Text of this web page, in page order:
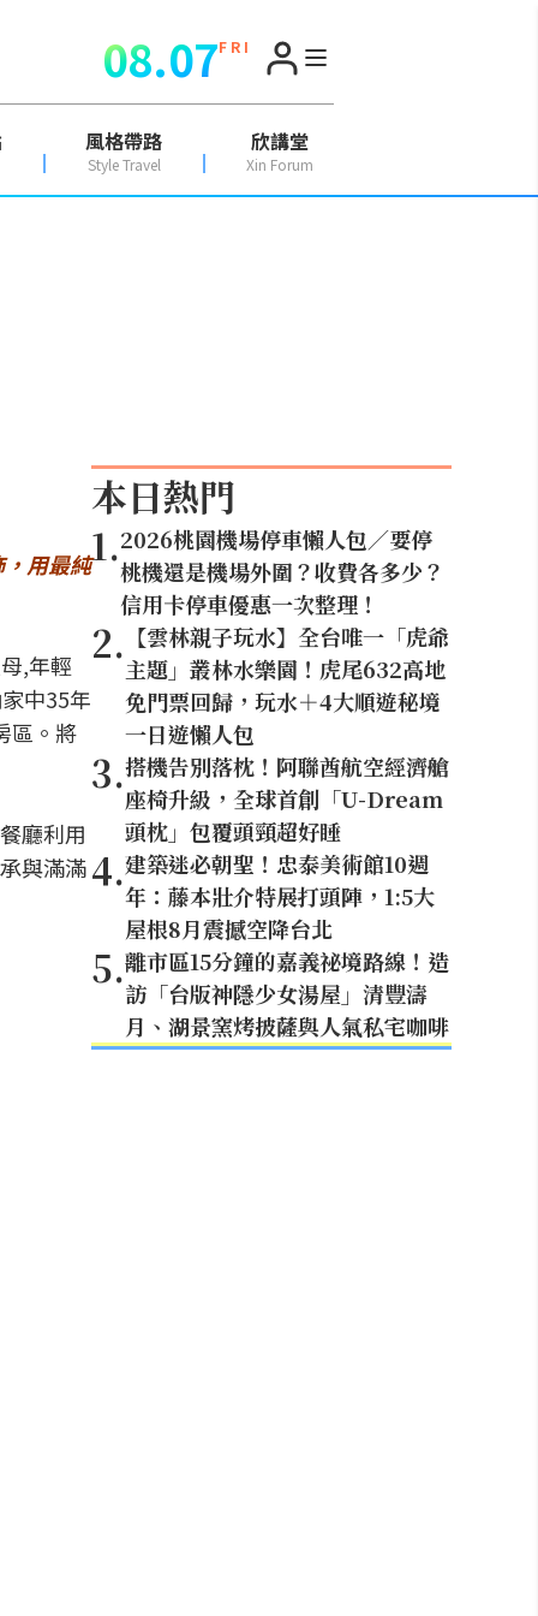
08.07F R I
風格帶路
Style Travel
欣講堂
Xin Forum
用最純
,年輕
中35年
區。將
廳利用
與滿滿
本日熱門
1.2026桃園機場停車懶人包／要停
桃機還是機場外圍？收費各多少？
信用卡停車優惠一次整理！
2. 【雲林親子玩水】全台唯一「虎爺
主題」叢林水樂園！虎尾632高地
免門票回歸，玩水＋4大順遊秘境
一日遊懶人包
3.搭機告別落枕！阿聯酋航空經濟艙
座椅升級，全球首創「U-Dream
頭枕」包覆頭頸超好睡
4.建築迷必朝聖！忠泰美術館10週
年：藤本壯介特展打頭陣，1:5大
屋根8月震撼空降台北
5.離市區15分鐘的嘉義祕境路線！造
訪「台版神隱少女湯屋」清豐濤
月、湖景窯烤披薩與人氣私宅咖啡